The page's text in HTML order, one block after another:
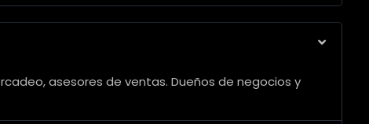
asesores de ventas. Dueños de negocios y